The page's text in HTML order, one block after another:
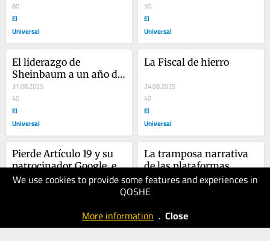
We use cookies to provide some features and experiences in
QOSHE
More information . Close
80
El
Universal
50
El
Universal
El liderazgo de
Sheinbaum a un año de
gobierno
31.08.2025
40
El
Universal
La Fiscal de hierro
24.08.2025
40
El
Universal
Pierde Artículo 19 y su
patrocinador Google, en
la SCJN
17.08.2025
La tramposa narrativa
de las plataformas
tecnológicas y la A.C.
A19, en la SCJN
10.08.2025
40
Universal